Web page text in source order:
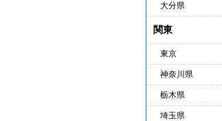
大分県
関東
東京
神奈川県
栃木県
埼玉県